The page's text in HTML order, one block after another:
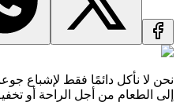
نحن لا نأكل دائمًا فقط لإشباع
إلى الطعام من أجل الراحة أو